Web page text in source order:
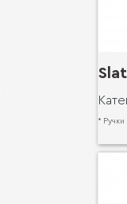
* Ручки